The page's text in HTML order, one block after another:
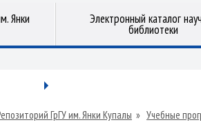
Янки Электронный каталог
библиотеки
ГрГУ им. Янки Купалы » Учебные